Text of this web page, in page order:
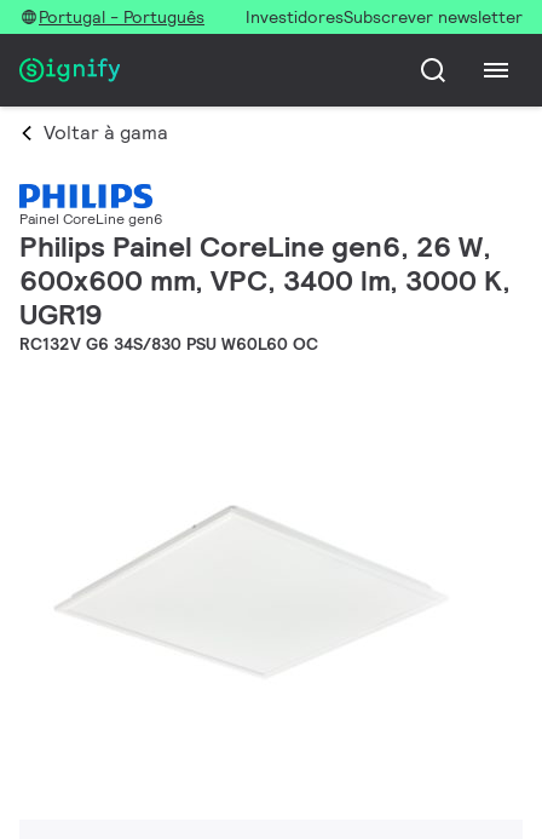
Portugal - Português InvestidoresSubscrever newsletter
Voltar à gama
Painel CoreLine gen6
Philips Painel CoreLine gen6, 26 W,
600x600 mm, VPC, 3400 lm, 3000 K,
UGR19
RC132V G6 34S/830 PSU W60L60 OC